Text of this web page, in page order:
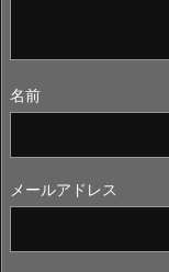
名前
メールアドレス